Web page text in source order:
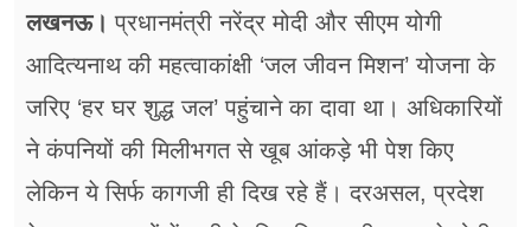
फूड
सेहत
ब्‍यूटी
जॉब्स
लखनऊ। प्रधानमंत्री नरेंद्र मोदी और सीएम योगी
आदित्यनाथ की महत्वाकांक्षी ‘जल जीवन मिशन’ योजना के
जरिए ‘हर घर शुद्ध जल’ पहुंचाने का दावा था। अधिकारियों
ने कंपनियों की मिलीभगत से खूब आंकड़े भी पेश किए
लेकिन ये सिर्फ कागजी ही दिख रहे हैं। दरअसल, प्रदेश